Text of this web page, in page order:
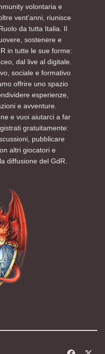
volontaria e
vent’anni, riunisce
da tutta Italia. Il
sostenere e
in tutte le sue forme:
dal live al digitale.
sociale e formativo
offrire uno spazio
esperienze,
e avventure.
e vuoi aiutarci a far
gratuitamente:
pubblicare
altri giocatori e
diffusione del GdR.